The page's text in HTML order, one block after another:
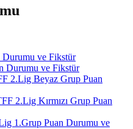
Durumu ve Fikstür
Durumu ve Fikstür
2.Lig Beyaz Grup Puan
2.Lig Kırmızı Grup Puan
1.Grup Puan Durumu ve